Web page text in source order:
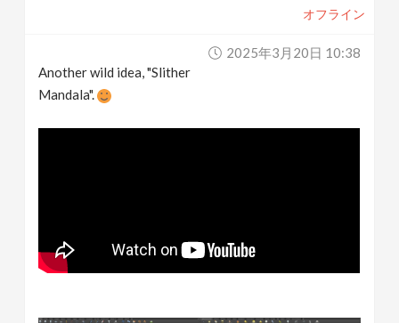
オフライン
2025年3月20日 10:38
Another wild idea, "Slither
Mandala".